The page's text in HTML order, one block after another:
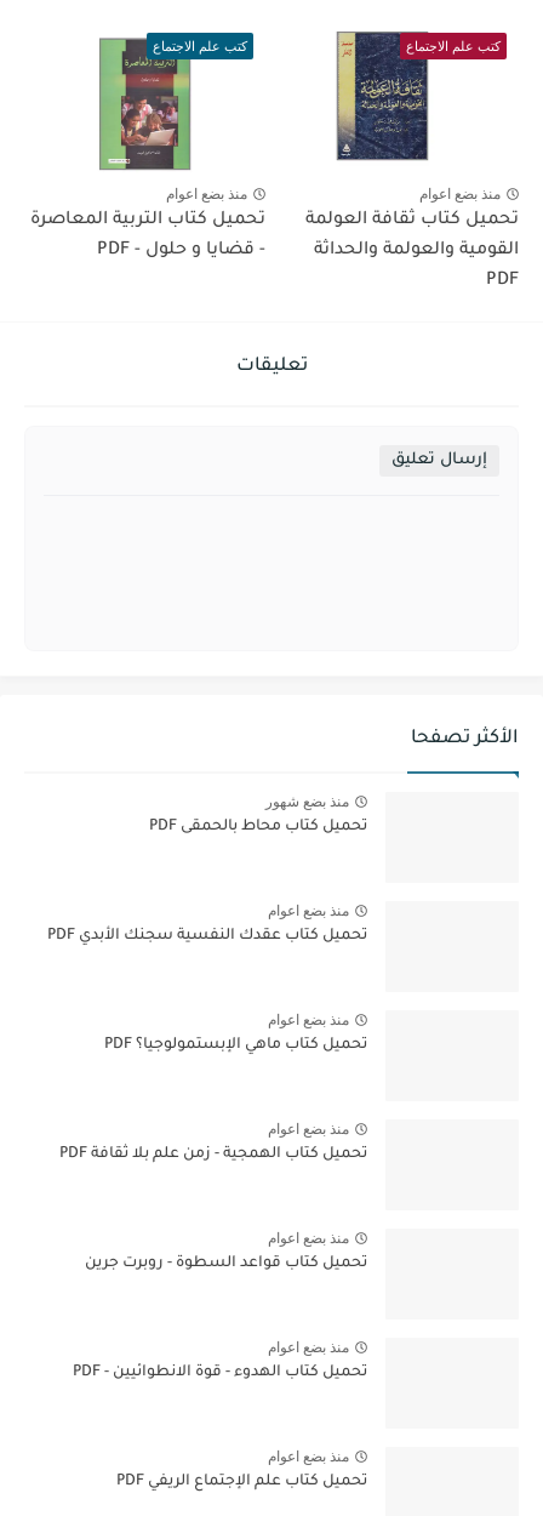
كتب علم الاجتماع
منذ بضع اعوام
تحميل كتاب ثقافة العولمة
القومية والعولمة والحداثة
PDF
كتب علم الاجتماع
منذ بضع اعوام
تحميل كتاب التربية المعاصرة
- قضايا و حلول - PDF
تعليقات
إرسال تعليق
الأكثر تصفحا
منذ بضع شهور
تحميل كتاب محاط بالحمقى PDF
منذ بضع اعوام
تحميل كتاب عقدك النفسية سجنك الأبدي PDF
منذ بضع اعوام
تحميل كتاب ماهي الإبستمولوجيا؟ PDF
منذ بضع اعوام
تحميل كتاب الهمجية - زمن علم بلا ثقافة PDF
منذ بضع اعوام
تحميل كتاب قواعد السطوة - روبرت جرين
منذ بضع اعوام
تحميل كتاب الهدوء - قوة الانطوائيين - PDF
منذ بضع اعوام
تحميل كتاب علم الإجتماع الريفي PDF